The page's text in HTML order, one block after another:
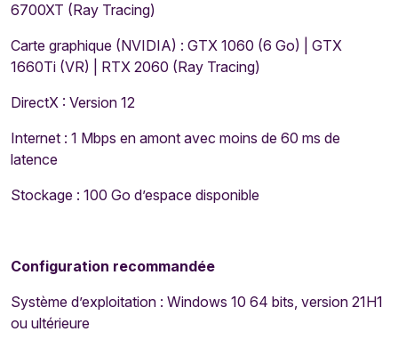
6700XT (Ray Tracing)
Carte graphique (NVIDIA) : GTX 1060 (6 Go) | GTX
1660Ti (VR) | RTX 2060 (Ray Tracing)
DirectX : Version 12
Internet : 1 Mbps en amont avec moins de 60 ms de
latence
Stockage : 100 Go d’espace disponible
Configuration recommandée
Système d’exploitation : Windows 10 64 bits, version 21H1
ou ultérieure